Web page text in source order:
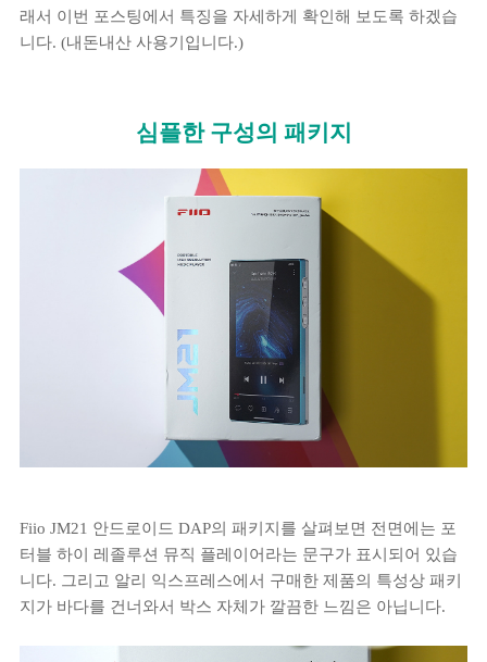
래서 이번 포스팅에서 특징을 자세하게 확인해 보도록 하겠습
니다. (내돈내산 사용기입니다.)
심플한 구성의 패키지
Fiio JM21 안드로이드 DAP의 패키지를 살펴보면 전면에는 포
터블 하이 레졸루션 뮤직 플레이어라는 문구가 표시되어 있습
니다. 그리고 알리 익스프레스에서 구매한 제품의 특성상 패키
지가 바다를 건너와서 박스 자체가 깔끔한 느낌은 아닙니다.